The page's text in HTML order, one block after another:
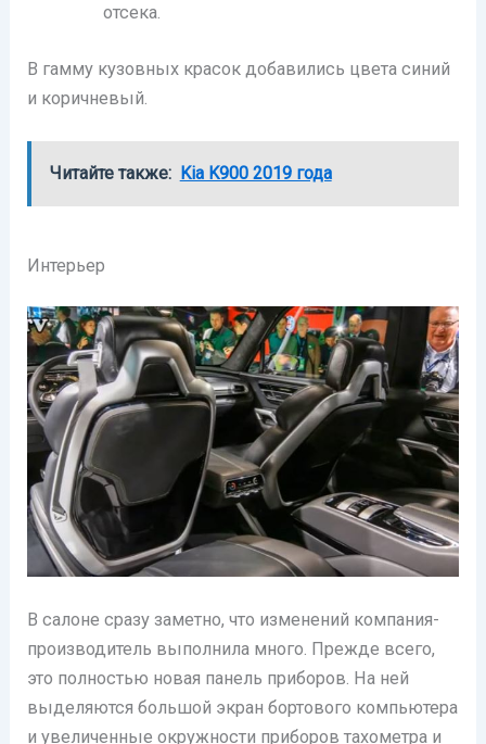
отсека.
В гамму кузовных красок добавились цвета синий
и коричневый.
Читайте также: Kia K900 2019 года
Интерьер
В салоне сразу заметно, что изменений компания-
производитель выполнила много. Прежде всего,
это полностью новая панель приборов. На ней
выделяются большой экран бортового компьютера
и увеличенные окружности приборов тахометра и